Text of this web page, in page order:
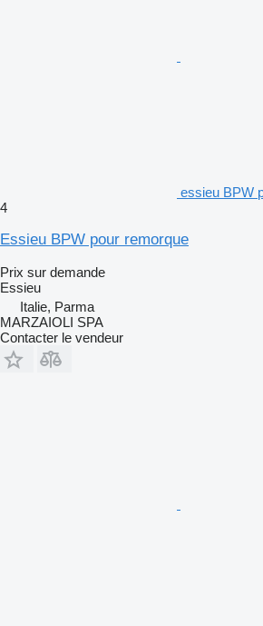
essieu BPW
4
Essieu BPW pour remorque
Prix sur demande
Essieu
Italie, Parma
MARZAIOLI SPA
Contacter le vendeur